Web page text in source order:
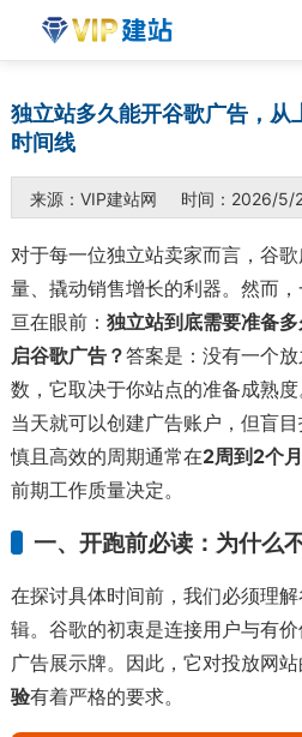
独立站多久能开谷歌广告，从
时间线
来源：VIP建站网 时间：2026/
对于每一位独立站卖家而言，谷
量、撬动销售增长的利器。然而
亘在眼前： 独立站到底需要准备
启谷歌广告？答案是：没有一个
数，它取决于你站点的准备成熟
当天就可以创建广告账户，但盲
慎且高效的周期通常在2周到2个月
前期工作质量决定。
一、开跑前必读：为什么
在探讨具体时间前，我们必须理
辑。谷歌的初衷是连接用户与有
广告展示牌。因此，它对投放网站
验有着严格的要求。